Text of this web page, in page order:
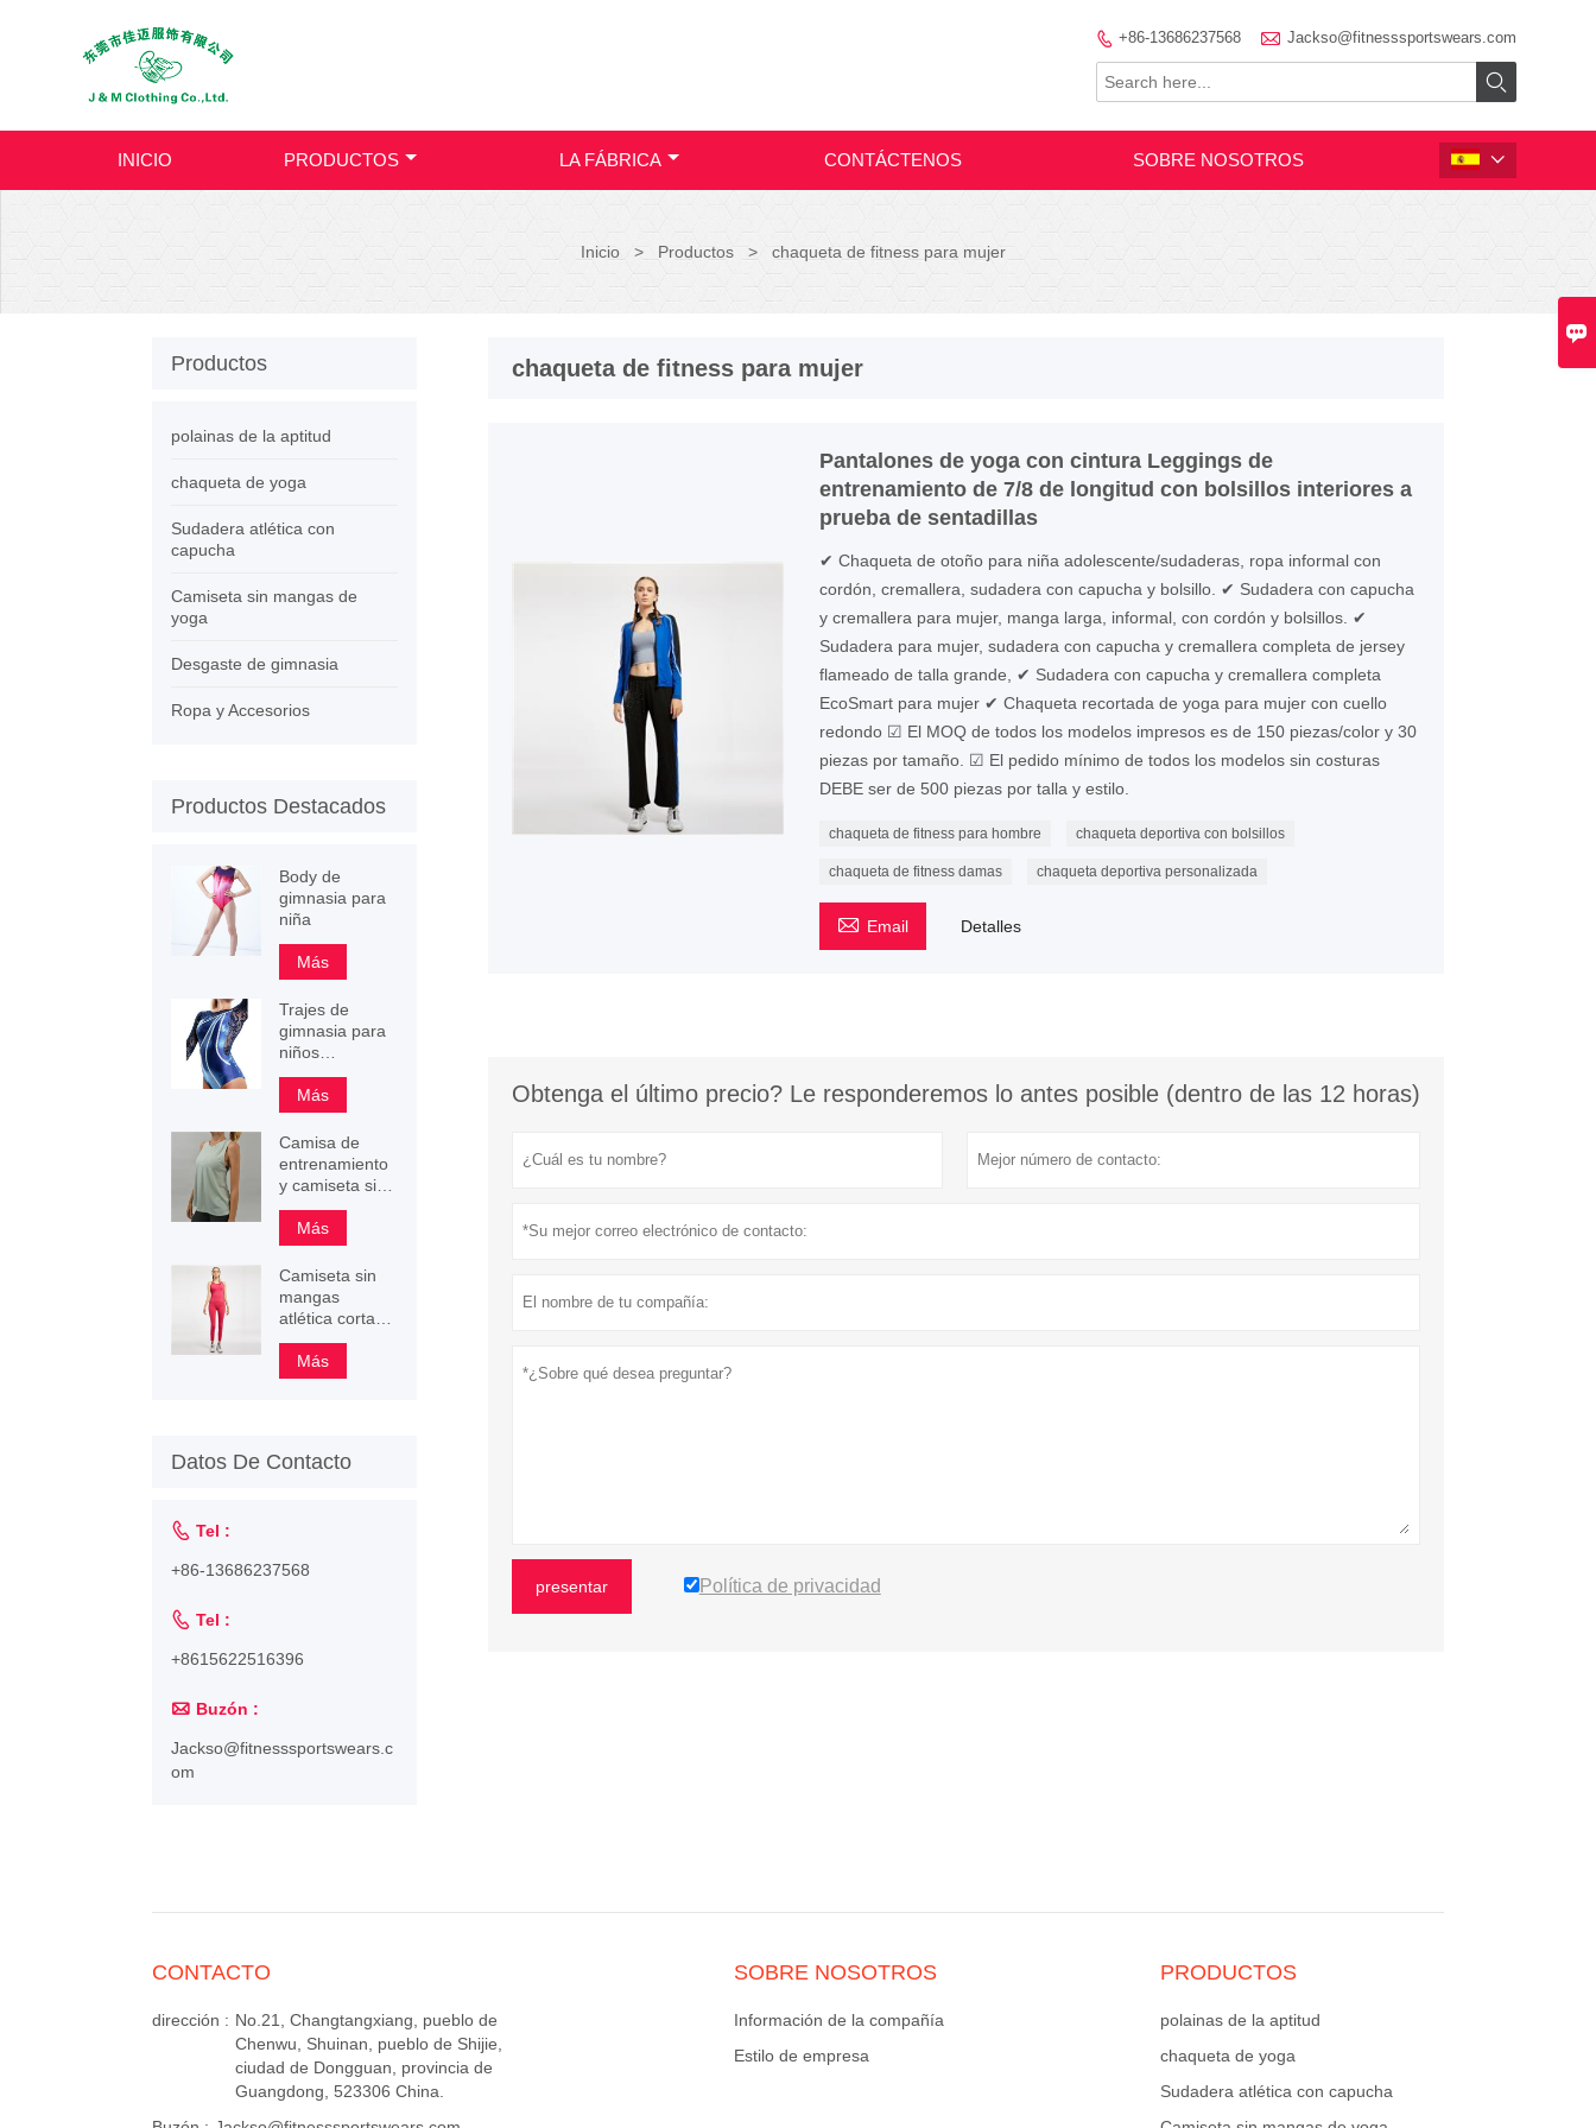

 +86-13686237568  Jackso@fitnesssportswears.com

INICIO PRODUCTOS LA FÁBRICA CONTÁCTENOS SOBRE NOSOTROS 
Inicio > Productos > chaqueta de fitness para mujer
chaqueta de fitness para mujer
Pantalones de yoga con cintura Leggings de
entrenamiento de 7/8 de longitud con bolsillos interiores a
prueba de sentadillas
✔ Chaqueta de otoño para niña adolescente/sudaderas, ropa informal con
cordón, cremallera, sudadera con capucha y bolsillo. ✔ Sudadera con capucha
y cremallera para mujer, manga larga, informal, con cordón y bolsillos. ✔
Sudadera para mujer, sudadera con capucha y cremallera completa de jersey
flameado de talla grande, ✔ Sudadera con capucha y cremallera completa
EcoSmart para mujer ✔ Chaqueta recortada de yoga para mujer con cuello
redondo ☑ El MOQ de todos los modelos impresos es de 150 piezas/color y 30
piezas por tamaño. ☑ El pedido mínimo de todos los modelos sin costuras
DEBE ser de 500 piezas por talla y estilo.
chaqueta de fitness para hombre chaqueta deportiva con bolsillos
chaqueta de fitness damas chaqueta deportiva personalizada
 Email Detalles
Obtenga el último precio? Le responderemos lo antes posible (dentro de las 12 horas)
presentar Política de privacidad
Productos
polainas de la aptitud
chaqueta de yoga
Sudadera atlética con
capucha
Camiseta sin mangas de
yoga
Desgaste de gimnasia
Ropa y Accesorios
Productos Destacados
Body de
gimnasia para
niña
Más
Trajes de
gimnasia para
niños
pequeños
Más
Camisa de
entrenamiento
y camiseta sin
mangas
deportiva
Más
Camiseta sin
mangas
atlética corta
de
entrenamiento
personalizada
Más
Datos De Contacto
 Tel :
+86-13686237568
 Tel :
+8615622516396
 Buzón :
Jackso@fitnesssportswears.c
om
CONTACTO
dirección : No.21, Changtangxiang, pueblo de
Chenwu, Shuinan, pueblo de Shijie,
ciudad de Dongguan, provincia de
Guangdong, 523306 China.
SOBRE NOSOTROS
Información de la compañía
Estilo de empresa
PRODUCTOS
polainas de la aptitud
chaqueta de yoga
Sudadera atlética con capucha